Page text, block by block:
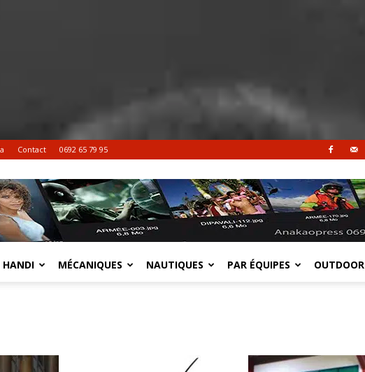
Contact 0692 65 79 95
HANDI MÉCANIQUES NAUTIQUES PAR ÉQUIPES OUTDOOR